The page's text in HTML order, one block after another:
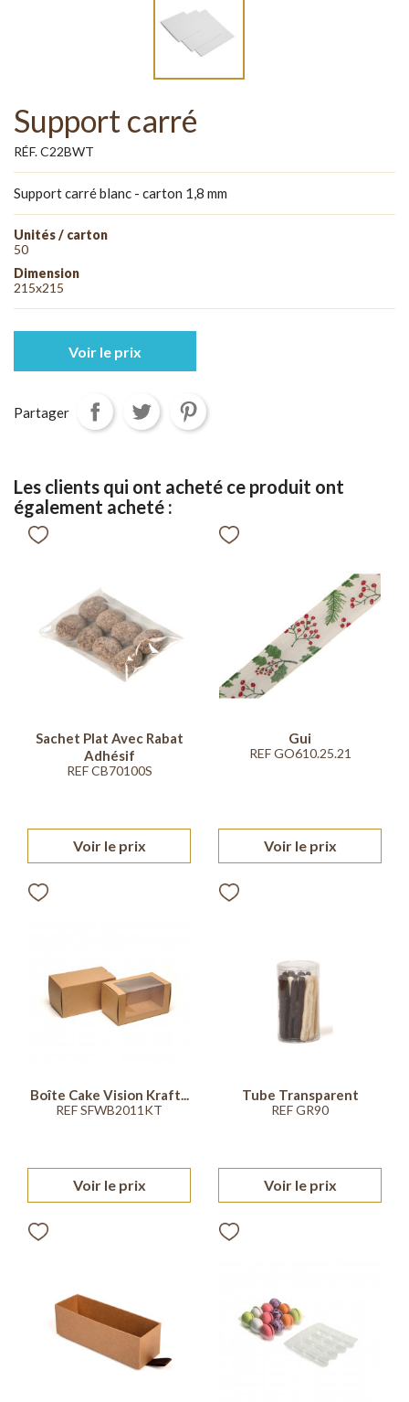
Support carré
RÉF. C22BWT
Support carré blanc - carton 1,8 mm
Unités / carton
50
Dimension
215x215
Voir le prix
Partager
Les clients qui ont acheté ce produit ont
également acheté :
Sachet Plat Avec Rabat
Adhésif
REF CB70100S
Voir le prix
Gui
REF GO610.25.21
Voir le prix
Boîte Cake Vision Kraft...
REF SFWB2011KT
Voir le prix
Tube Transparent
REF GR90
Voir le prix